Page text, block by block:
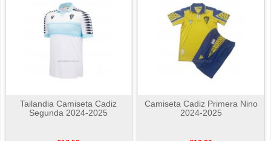
Tailandia Camiseta Cadiz
Segunda 2024-2025
Camiseta Cadiz Primera Nino
2024-2025